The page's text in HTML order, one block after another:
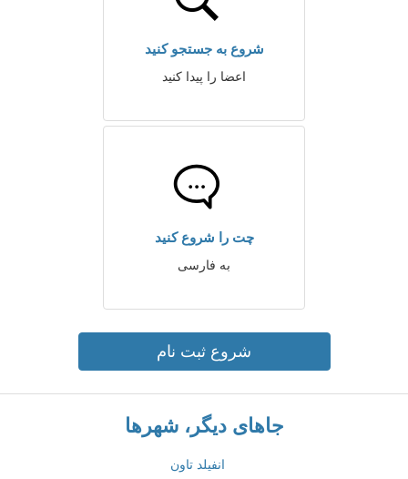
شروع به جستجو کنید
اعضا را پیدا کنید
چت را شروع کنید
به فارسی
شروع ثبت نام
جاهای دیگر، شهرها
انفیلد تاون